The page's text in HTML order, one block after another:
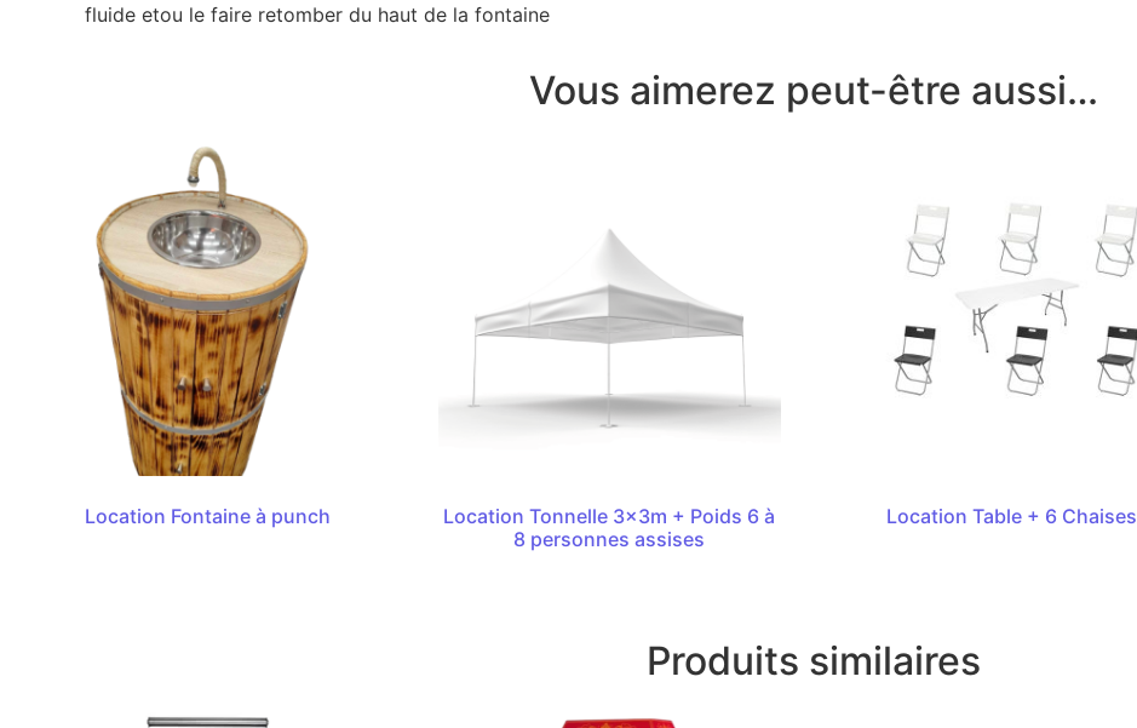
fluide etou le faire retomber du haut de la fontaine
Vous aimerez peut-être aussi…
Location Fontaine à punch
Location Tonnelle 3x3m + Poids 6 à
8 personnes assises
Location Table + 6 Chaises
Produits similaires